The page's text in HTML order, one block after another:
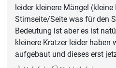
leider kleinere Mängel (kleine
Stirnseite/Seite was für den
Bedeutung ist aber es ist
kleinere Kratzer leider haben
aufgebaut und dieses erst